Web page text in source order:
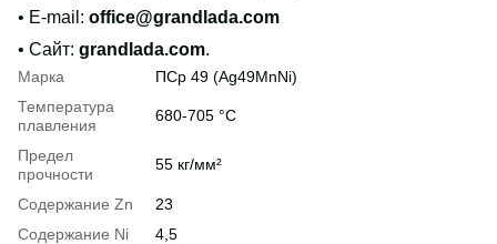
• E-mail: office@grandlada.com
• Сайт: grandlada.com.
Марка
ПСр 49 (Ag49MnNi)
Температура
плавления
680-705 °C
Предел
прочности
55 кг/мм²
Содержание Zn
23
Содержание Ni
4,5